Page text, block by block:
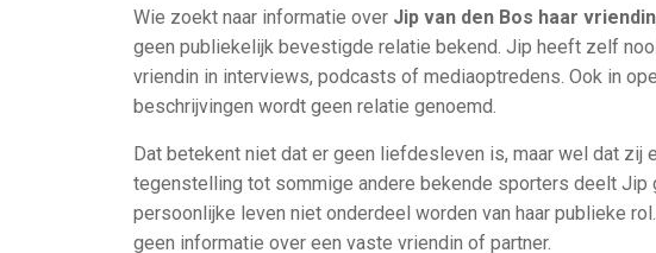
Wie zoekt naar informatie over Jip van den Bos haar vriendin
geen publiekelijk bevestigde relatie bekend. Jip heeft zelf
vriendin in interviews, podcasts of mediaoptredens. Ook in
beschrijvingen wordt geen relatie genoemd.
Dat betekent niet dat er geen liefdesleven is, maar wel dat zij
tegenstelling tot sommige andere bekende sporters deelt Jip
persoonlijke leven niet onderdeel worden van haar publieke
geen informatie over een vaste vriendin of partner.